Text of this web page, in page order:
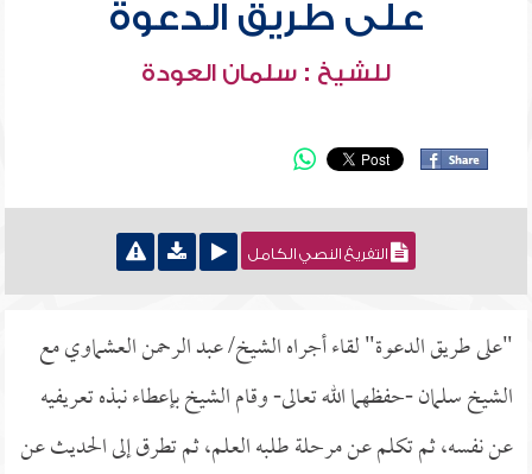
على طريق الدعوة
للشيخ : سلمان العودة
التفريغ النصي الكامل
"على طريق الدعوة" لقاء أجراه الشيخ/ عبد الرحمن العشماوي مع
الشيخ سلمان -حفظهما الله تعالى- وقام الشيخ بإعطاء نبذه تعريفيه
عن نفسه، ثم تكلم عن مرحلة طلبه العلم، ثم تطرق إلى الحديث عن